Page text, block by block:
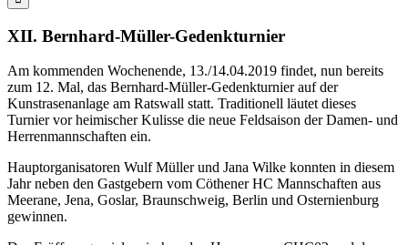
XII. Bernhard-Müller-Gedenkturnier
Am kommenden Wochenende, 13./14.04.2019 findet, nun bereits
zum 12. Mal, das Bernhard-Müller-Gedenkturnier auf der
Kunstrasenanlage am Ratswall statt. Traditionell läutet dieses
Turnier vor heimischer Kulisse die neue Feldsaison der Damen- und
Herrenmannschaften ein.
Hauptorganisatoren Wulf Müller und Jana Wilke konnten in diesem
Jahr neben den Gastgebern vom Cöthener HC Mannschaften aus
Meerane, Jena, Goslar, Braunschweig, Berlin und Osternienburg
gewinnen.